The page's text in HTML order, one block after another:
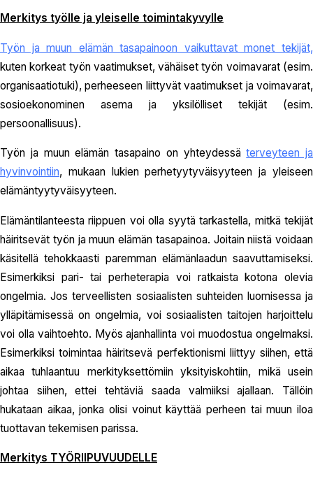
Merkitys työlle ja yleiselle toimintakyvylle
Työn ja muun elämän tasapainoon vaikuttavat monet tekijät,
kuten korkeat työn vaatimukset, vähäiset työn voimavarat (esim.
organisaatiotuki), perheeseen liittyvät vaatimukset ja voimavarat,
sosioekonominen asema ja yksilölliset tekijät (esim.
persoonallisuus).
Työn ja muun elämän tasapaino on yhteydessäterveyteen ja
hyvinvointiin, mukaan lukien perhetyytyväisyyteen ja yleiseen
elämäntyytyväisyyteen.
Elämäntilanteesta riippuen voi olla syytä tarkastella, mitkä tekijät
häiritsevät työn ja muun elämän tasapainoa. Joitain niistä voidaan
käsitellä tehokkaasti paremman elämänlaadun saavuttamiseksi.
Esimerkiksi pari- tai perheterapia voi ratkaista kotona olevia
ongelmia. Jos terveellisten sosiaalisten suhteiden luomisessa ja
ylläpitämisessä on ongelmia, voi sosiaalisten taitojen harjoittelu
voi olla vaihtoehto. Myös ajanhallinta voi muodostua ongelmaksi.
Esimerkiksi toimintaa häiritsevä perfektionismi liittyy siihen, että
aikaa tuhlaantuu merkityksettömiin yksityiskohtiin, mikä usein
johtaa siihen, ettei tehtäviä saada valmiiksi ajallaan. Tällöin
hukataan aikaa, jonka olisi voinut käyttää perheen tai muun iloa
tuottavan tekemisen parissa.
Merkitys TYÖRIIPUVUUDELLE